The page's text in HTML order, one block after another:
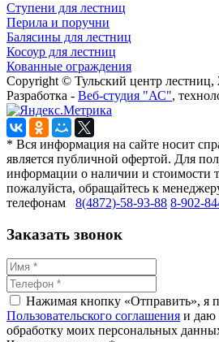
Ступени для лестниц
Перила и поручни
Балясины для лестниц
Косоур для лестниц
Кованные ограждения
Copyright © Тульский центр лестниц,
Разработка - Веб-студия "АС",
* Вся информация на сайте носит
является публичной офертой. Для
информации о наличии и стоимости
пожалуйста, обращайтесь к
телефонам 8(4872)-58-93-88 8-902-
Заказать звонок
Нажимая кнопку «Отправить», я
Пользовательского соглашения и даю
обработку моих персональных